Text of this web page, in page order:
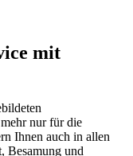
mit
nur für die
Ihnen auch in allen
Besamung und